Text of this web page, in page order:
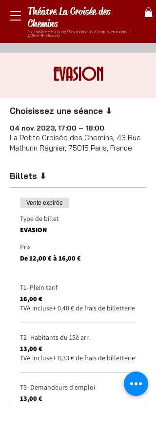
Théâtre La Croisée des
Chemins
"Le théâtre c'est la vie ! Ses moments d'ennuis en moins..."
(Alfred Hitchcock)
EVASION
Choisissez une séance ⬇
04 nov. 2023, 17:00 – 18:00
La Petite Croisée des Chemins, 43 Rue
Mathurin Régnier, 75015 Paris, France
Billets ⬇
Vente expirée
Type de billet
EVASION
Prix
De 12,00 € à 16,00 €
T1- Plein tarif
16,00 €
TVA incluse+ 0,40 € de frais de billetterie
T2- Habitants du 15è arr.
13,00 €
TVA incluse+ 0,33 € de frais de billetterie
T3- Demandeurs d'emploi
13,00 €